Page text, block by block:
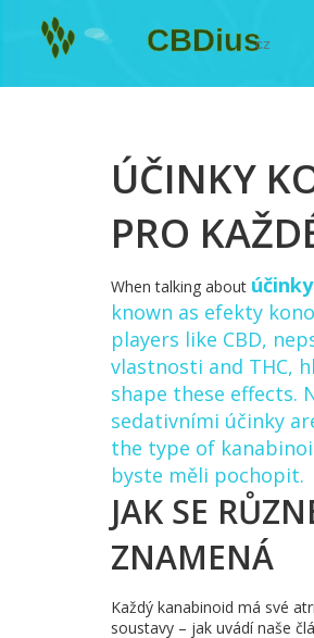
ÚČINKY
PRO
When talking about
known as efekty
players like CBD,
vlastnosti and THC,
shape these effects.
sedativními účinky
the type of
byste měli pochopit.
JAK SE
ZNAMENÁ
Každý kanabinoid má své
soustavy – jak uvádí naše